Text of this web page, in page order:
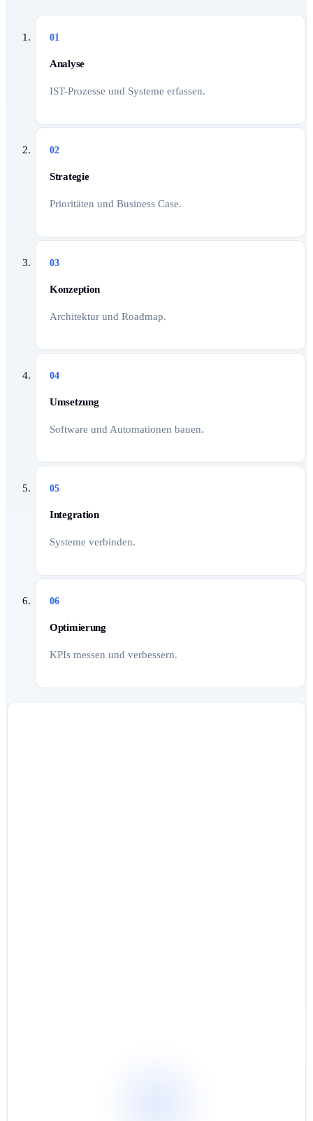
01
Analyse
IST-Prozesse und Systeme erfassen.
02
Strategie
Prioritäten und Business Case.
03
Konzeption
Architektur und Roadmap.
04
Umsetzung
Software und Automationen bauen.
05
Integration
Systeme verbinden.
06
Optimierung
KPIs messen und verbessern.